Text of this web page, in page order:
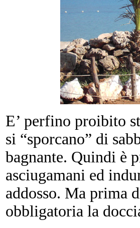
E’ perfino proibito
si “sporcano” di
bagnante. Quindi è
asciugamani ed
addosso. Ma prima
obbligatoria la